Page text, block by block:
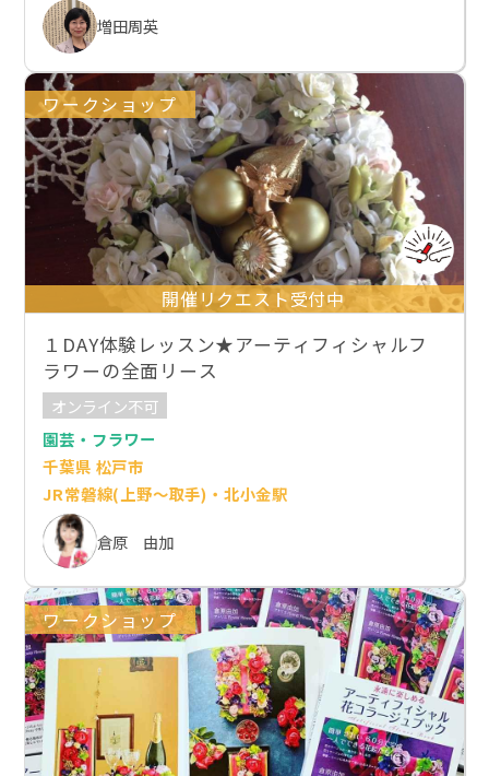
増田周英
ワークショップ
開催リクエスト受付中
１DAY体験レッスン★アーティフィシャルフ
ラワーの全面リース
オンライン不可
園芸・フラワー
千葉県 松戸市
JR常磐線(上野～取手)・北小金駅
倉原 由加
ワークショップ